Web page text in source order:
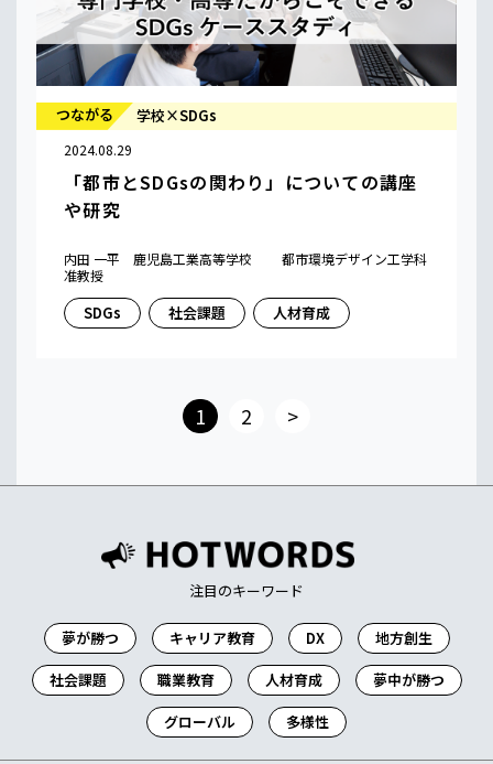
つながる 学校×SDGs
2024.08.29
「都市とSDGsの関わり」についての講座
や研究
内田 一平 鹿児島工業高等学校 都市環境デザイン工学科
准教授
SDGs 社会課題 人材育成
1 2 >
注目のキーワード
夢が勝つ キャリア教育 DX
地方創生
社会課題
職業教育 人材育成
夢中が勝つ
グローバル
多様性